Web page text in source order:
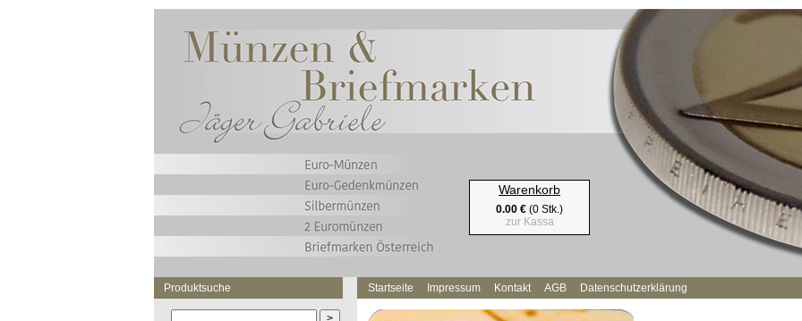
Warenkorb
0.00 € (0 Stk.)
zur Kassa
Produktsuche Startseite Impressum Kontakt AGB Datenschutzerklärung